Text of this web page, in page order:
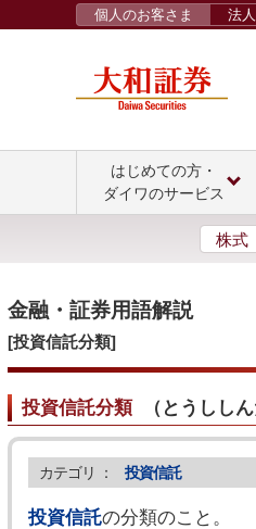
個人のお客さま 法
はじめての方・
ダイワのサービス
株式
金融・証券用語解説
[投資信託分類]
投資信託分類（ とうしし
カテゴリ ： 投資信託
投資信託の分類のこと。